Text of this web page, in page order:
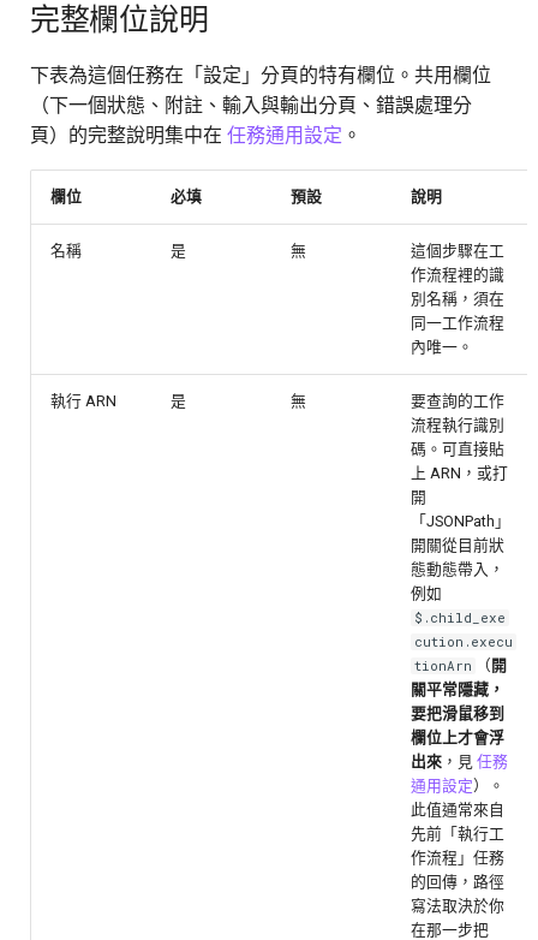
完整欄位說明
下表為這個任務在「設定」分頁的特有欄位。共用欄位
（下一個狀態、附註、輸入與輸出分頁、錯誤處理分
頁）的完整說明集中在 任務通用設定 。
欄位 必填 預設 說明
名稱 是 無
這個步驟在工
作流程裡的識
別名稱，須在
同一工作流程
內唯一。
執行 ARN 是 無
要查詢的工作
流程執行識別
碼。可直接貼
上 ARN，或打
開
「JSONPath」
開關從目前狀
態動態帶入，
例如
$.child_exe
cution.execu
tionArn
（ 開
關平常隱藏，
要把滑鼠移到
欄位上才會浮
出來，見 任務
通用設定）。
此值通常來自
先前「執行工
作流程」任務
的回傳，路徑
寫法取決於你
在那一步把